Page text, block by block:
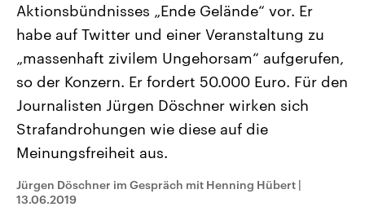
Landtagswahl Sachsen-Anhalt
2026
Alle Informationen
Sachsen-Anhalt wählt am 6.
September 2026 einen neuen
Landtag. Seit 2021 wird das
Bundesland von einer Koalition aus
CDU, SPD und FDP regiert.-
Umfragen, Prognosen,
Wahlprogramme, aktuelle Berichte
und Hintergründe zu den Parteien
Wahl.
Aktuelle Beiträge,
Hintergründe
Wirtschaftlich und
gehören die Vereinigten
den mächtigsten Ländern
mit großem Einfluss auf
Sendungen Programm
Audio-Archiv
Aktionsbündnisses „Ende Gelände“ vor. Er
habe auf Twitter und einer Veranstaltung zu
„massenhaft zivilem Ungehorsam“ aufgerufen,
so der Konzern. Er fordert 50.000 Euro. Für den
Journalisten Jürgen Döschner wirken sich
Strafandrohungen wie diese auf die
Meinungsfreiheit aus.
Jürgen Döschner im Gespräch mit Henning Hübert |
13.06.2019